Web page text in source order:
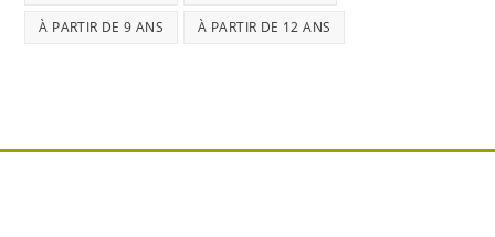
À PARTIR DE 9 ANS À PARTIR DE 12 ANS